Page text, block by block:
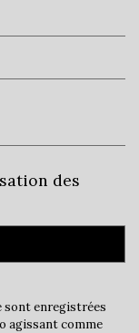
des
sont enregistrées
agissant comme